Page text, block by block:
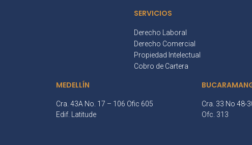
SERVICIOS
Derecho Laboral
Derecho Comercial
Propiedad Intelectual
Cobro de Cartera
MEDELLÍN
Cra. 43A No. 17 – 106 Ofic 605
Edif. Latitude
Cra. 33 No 48-
Ofc. 313